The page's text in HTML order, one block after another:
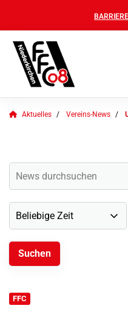
Aktuelles Vereins-News
FFC